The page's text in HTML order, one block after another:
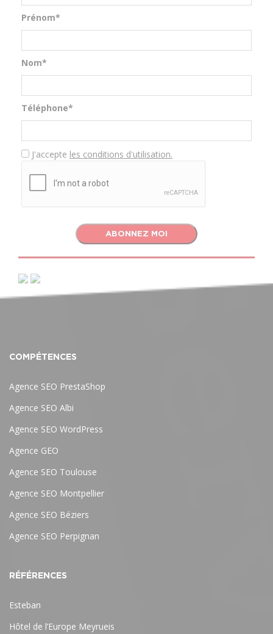
Prénom*
Nom*
Téléphone*
J'accepte les conditions d'utilisation.
COMPÉTENCES
Agence SEO PrestaShop
Agence SEO Albi
Agence SEO WordPress
Agence GEO
Agence SEO Toulouse
Agence SEO Montpellier
Agence SEO Béziers
Agence SEO Perpignan
RÉFÉRENCES
Esteban
Hôtel de l’Europe Meyrueis